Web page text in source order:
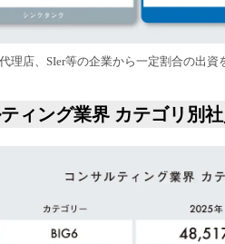
理店、SIer等の企業から一定割合の出資
ィング業界 カテゴリ別